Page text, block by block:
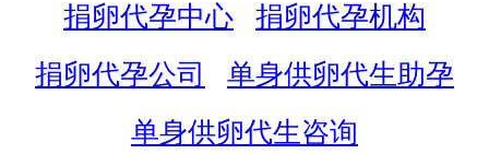
捐卵代孕中心
捐卵代孕机构
捐卵代孕公司
单身供卵代生助孕
单身供卵代生咨询